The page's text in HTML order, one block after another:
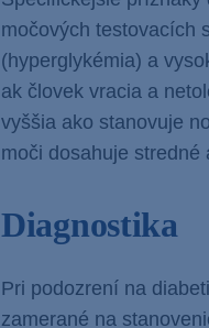
močových testovacích
(hyperglykémia) a
ak človek vracia a
vyššia ako stanovuje
moči dosahuje stredné
Diagnostika
Pri podozrení na
zamerané na